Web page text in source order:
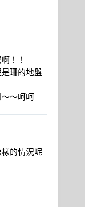
！！
珊的地盤
～呵呵
的情況呢